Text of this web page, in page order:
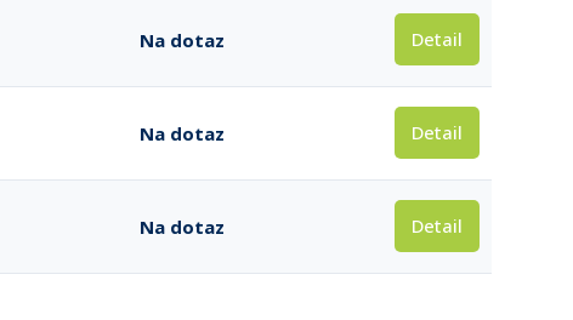
Na dotaz Detail
Na dotaz Detail
Na dotaz Detail